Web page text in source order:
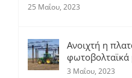
25 Μαΐου, 2023
Ανοιχτή η
φωτοβολταϊκά
3 Μαΐου, 2023